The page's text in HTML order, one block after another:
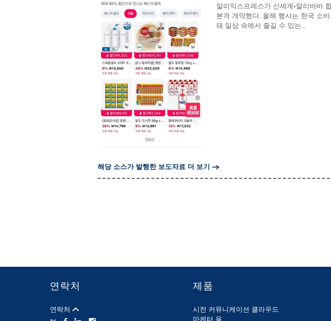
알리익스프레스가 신세계•알리바바
본격 개막했다. 올해 행사는 한국 소
돼 일상 속에서 즐길 수 있는...
해당 소스가 발행한 보도자료 더 보기
연락처
연락처
제품
시전 커뮤니케이션 클라우드